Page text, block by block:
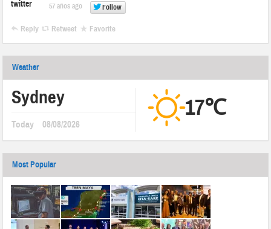
57 años ago Follow
Reply Retweet Favorite
Weather
Sydney
Today 08/08/2026
17℃
Most Popular